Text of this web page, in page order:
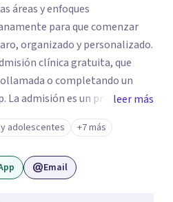
áreas y enfoques
organizado y personalizado.
clínica gratuita, que
o completando un
donde escuchamos tu
qué terapeuta es el más
disponibilidad horaria
No trabajamos con
leer más
adolescentes +7 más
Email